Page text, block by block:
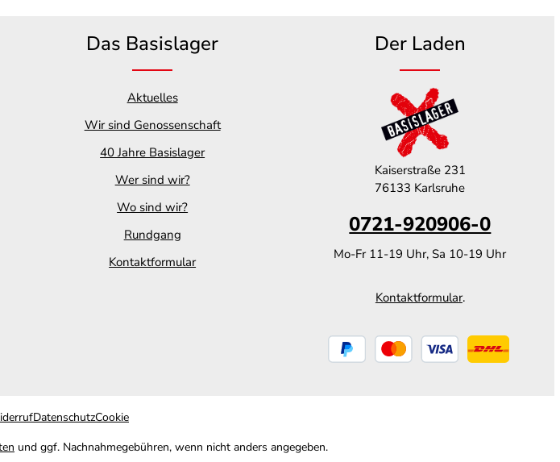
Das Basislager
Aktuelles
Wir sind Genossenschaft
40 Jahre Basislager
Wer sind wir?
Wo sind wir?
Rundgang
Kontaktformular
Der Laden
Kaiserstraße 231
76133 Karlsruhe
0721-920906-0
Mo-Fr 11-19 Uhr, Sa 10-19 Uhr
Kontaktformular.
DatenschutzCookie
und ggf. Nachnahmegebühren, wenn nicht anders angegeben.